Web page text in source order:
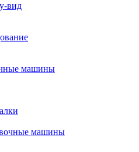
вид
машины
машины